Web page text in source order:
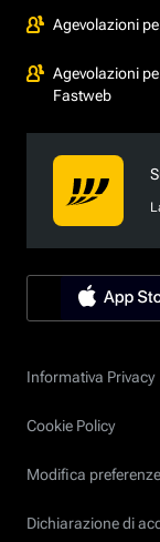
Agevolazioni
Agevolazioni
Fastweb
Informativa Privacy
Cookie Policy
Modifica
Dichiarazione di